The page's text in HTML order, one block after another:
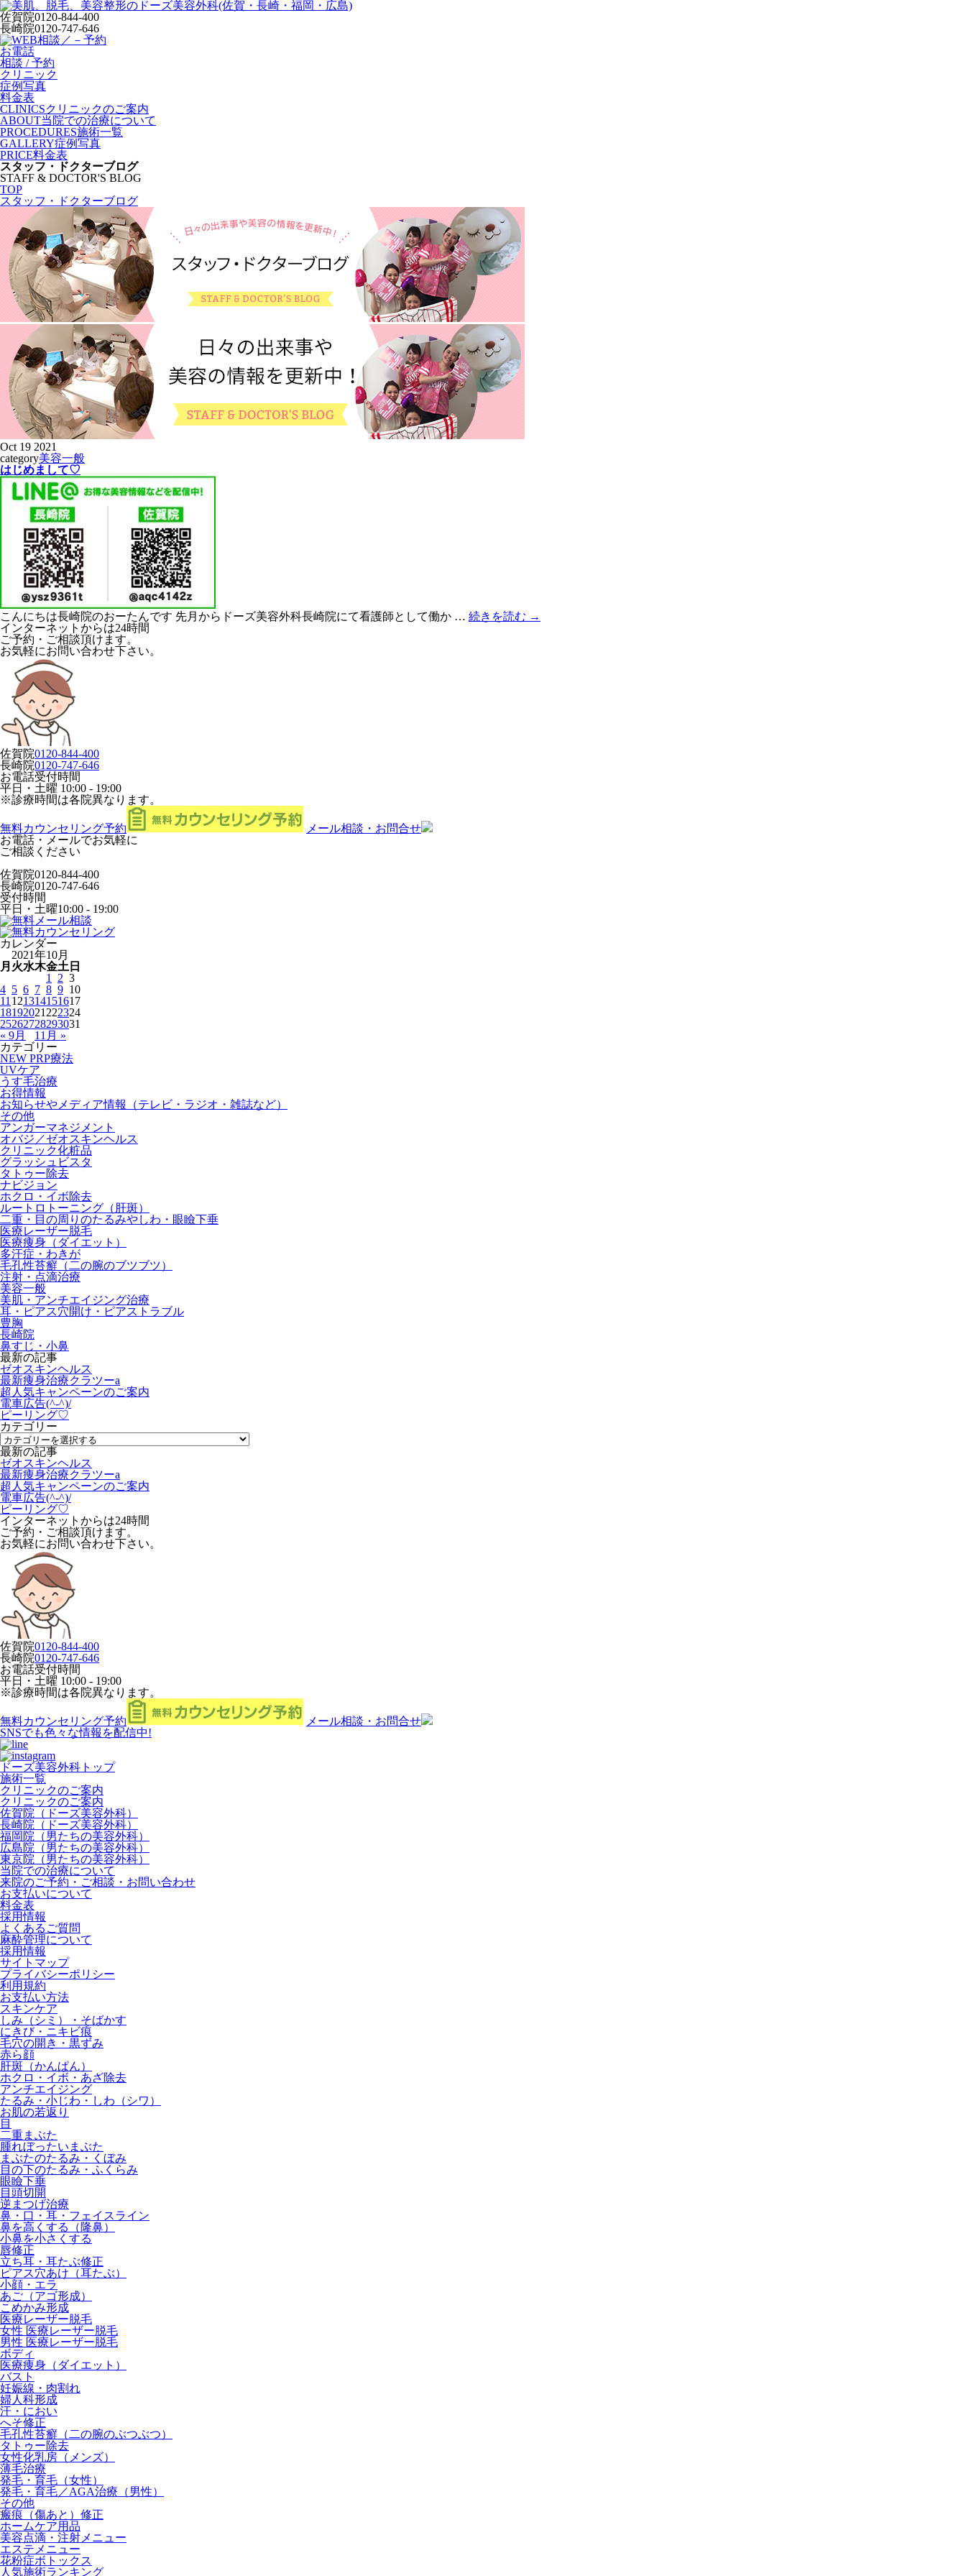
佐賀院0120-844-400
長崎院0120-747-646
お電話
相談 / 予約
クリニック
症例写真
料金表
CLINICSクリニックのご案内
ABOUT当院での治療について
PROCEDURES施術一覧
GALLERY症例写真
PRICE料金表
スタッフ・ドクターブログ
STAFF & DOCTOR'S BLOG
TOP
スタッフ・ドクターブログ
Oct 19 2021
category美容一般
はじめまして♡
こんにちは長崎院のおーたんです 先月からドーズ美容外科長崎院にて看護師として働か … 続きを読む →
インターネットからは24時間
ご予約・ご相談頂けます。
お気軽にお問い合わせ下さい。
佐賀院0120-844-400
長崎院0120-747-646
お電話受付時間
平日・土曜 10:00 - 19:00
※診療時間は各院異なります。
無料カウンセリング予約
メール相談・お問合せ
お電話・メールでお気軽に
ご相談ください
佐賀院0120-844-400
長崎院0120-747-646
受付時間
平日・土曜10:00 - 19:00
カレンダー
2021年10月
月 火水木金土 日
1
2 3
4 5 6 7 8 9 10
11 121314151617
18192021 222324
25262728293031
« 9月
11月 »
カテゴリー
NEW PRP療法
UVケア
うす毛治療
お得情報
お知らせやメディア情報（テレビ・ラジオ・雑誌など）
その他
アンガーマネジメント
オバジ／ゼオスキンヘルス
クリニック化粧品
グラッシュビスタ
タトゥー除去
ナビジョン
ホクロ・イボ除去
ルートロトーニング（肝斑）
二重・目の周りのたるみやしわ・眼瞼下垂
医療レーザー脱毛
医療痩身（ダイエット）
多汗症・わきが
毛孔性苔癬（二の腕のブツブツ）
注射・点滴治療
美容一般
美肌・アンチエイジング治療
耳・ピアス穴開け・ピアストラブル
豊胸
長崎院
鼻すじ・小鼻
最新の記事
ゼオスキンヘルス
最新痩身治療クラツーa
超人気キャンペーンのご案内
電車広告(^-^)/
ピーリング♡
カテゴリー
最新の記事
ゼオスキンヘルス
最新痩身治療クラツーa
超人気キャンペーンのご案内
電車広告(^-^)/
ピーリング♡
インターネットからは24時間
ご予約・ご相談頂けます。
お気軽にお問い合わせ下さい。
佐賀院0120-844-400
長崎院0120-747-646
お電話受付時間
平日・土曜 10:00 - 19:00
※診療時間は各院異なります。
無料カウンセリング予約
メール相談・お問合せ
SNSでも色々な情報を配信中!
ドーズ美容外科トップ
施術一覧
クリニックのご案内
クリニックのご案内
佐賀院（ドーズ美容外科）
長崎院（ドーズ美容外科）
福岡院（男たちの美容外科）
広島院（男たちの美容外科）
東京院（男たちの美容外科）
当院での治療について
来院のご予約・ご相談・お問い合わせ
お支払いについて
料金表
採用情報
よくあるご質問
麻酔管理について
採用情報
サイトマップ
プライバシーポリシー
利用規約
お支払い方法
スキンケア
しみ（シミ）・そばかす
にきび・ニキビ痕
毛穴の開き・黒ずみ
赤ら顔
肝斑（かんぱん）
ホクロ・イボ・あざ除去
アンチエイジング
たるみ・小じわ・しわ（シワ）
お肌の若返り
目
二重まぶた
腫れぼったいまぶた
まぶたのたるみ・くぼみ
目の下のたるみ・ふくらみ
眼瞼下垂
目頭切開
逆まつげ治療
鼻・口・耳・フェイスライン
鼻を高くする（隆鼻）
小鼻を小さくする
唇修正
立ち耳・耳たぶ修正
ピアス穴あけ（耳たぶ）
小顔・エラ
あご（アゴ形成）
こめかみ形成
医療レーザー脱毛
女性 医療レーザー脱毛
男性 医療レーザー脱毛
ボディ
医療痩身（ダイエット）
バスト
妊娠線・肉割れ
婦人科形成
汗・におい
へそ修正
毛孔性苔癬（二の腕のぶつぶつ）
タトゥー除去
女性化乳房（メンズ）
薄毛治療
発毛・育毛（女性）
発毛・育毛／AGA治療（男性）
その他
瘢痕（傷あと）修正
ホームケア用品
美容点滴・注射メニュー
エステメニュー
花粉症ボトックス
人気施術ランキング